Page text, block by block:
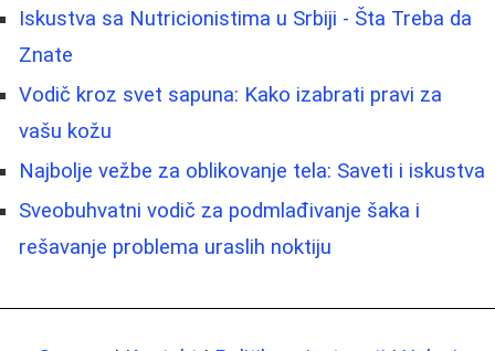
Iskustva sa Nutricionistima u Srbiji - Šta Treba da
Znate
Vodič kroz svet sapuna: Kako izabrati pravi za
vašu kožu
Najbolje vežbe za oblikovanje tela: Saveti i iskustva
Sveobuhvatni vodič za podmlađivanje šaka i
rešavanje problema uraslih noktiju